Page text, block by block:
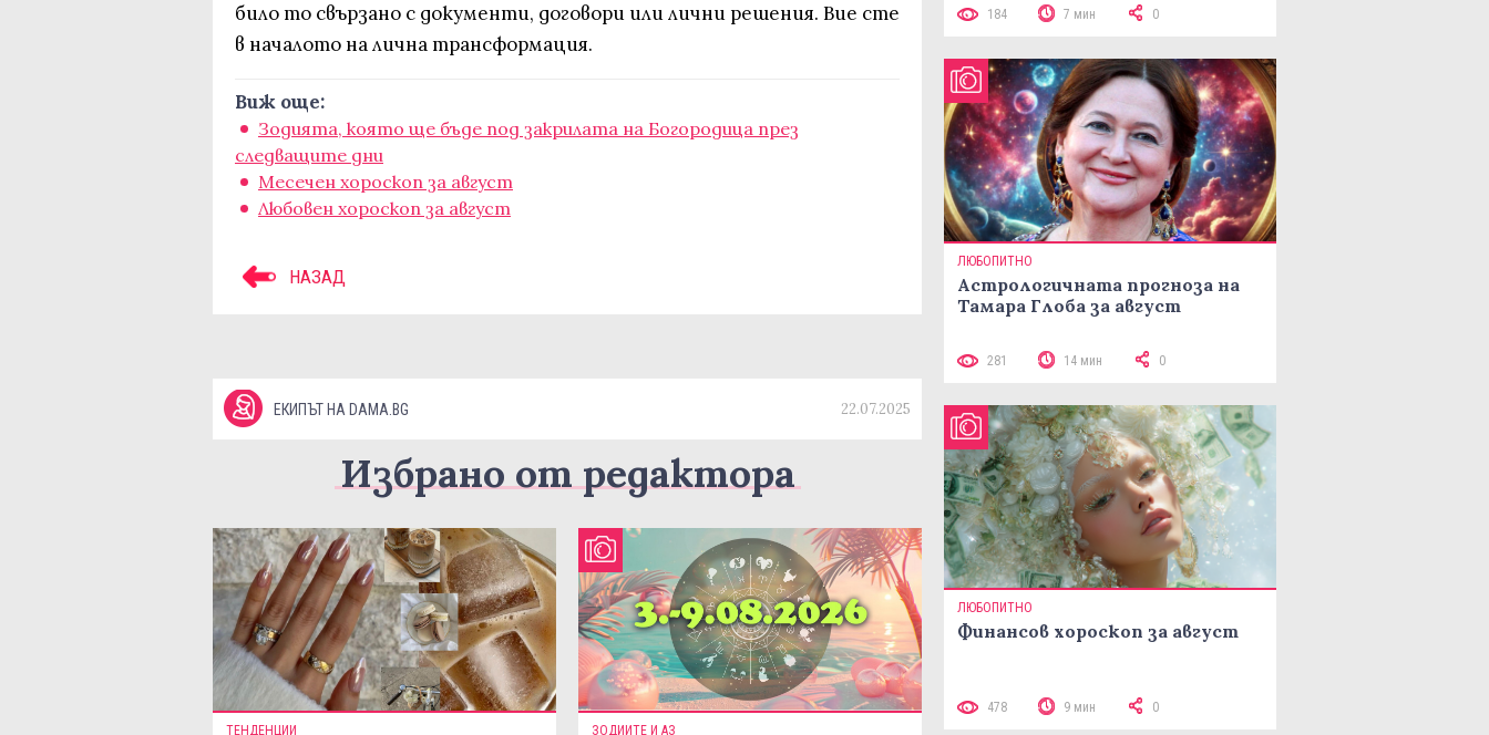
било то свързано с документи, договори или лични решения. Вие сте
в началото на лична трансформация.
Виж още:
Зодията, която ще бъде под закрилата на Богородица през
следващите дни
Месечен хороскоп за август
Любовен хороскоп за август
НАЗАД
ЕКИПЪТ НА DAMA.BG 22.07.2025
Избрано от редактора
ТЕНДЕНЦИИ ЗОДИИТЕ И АЗ
184 7 мин 0
ЛЮБОПИТНО
Астрологичната прогноза на
Тамара Глоба за август
281 14 мин 0
ЛЮБОПИТНО
Финансов хороскоп за август
478 9 мин 0